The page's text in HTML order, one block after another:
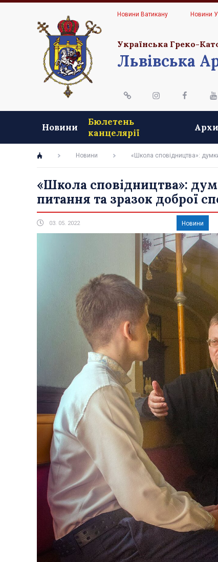
Новини Ватикану Новини
Українська Греко-
Львівська
Новини
Бюлетень
канцелярії
Новини «Школа сповідництва»:
«Школа сповідництва»:
питання та зразок доброї
03. 05. 2022 Новини